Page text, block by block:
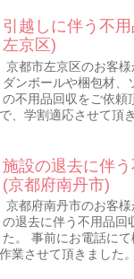
引越しに伴う不
左京区)
京都市左京区のお客
ダンボールや梱包材、
の不用品回収をご依頼
、学割適応させて頂
施設の退去に伴
(京都府南丹市)
京都府南丹市のお客
の退去に伴う不用品回
た。 事前にお電話に
業させて頂きました